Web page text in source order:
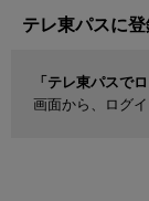
テレ東パスに
「テレ東パスでロ
画面から、ログイ